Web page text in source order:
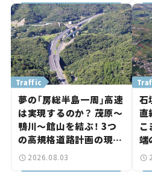
夢の「房総半島一周」高速
は実現するのか？ 茂原～
鴨川～館山を結ぶ！ 3つ
の高規格道路計画の現
状。「館山鴨川道路」で検
Traffic
2026.08.03
石
直
こ
端
工